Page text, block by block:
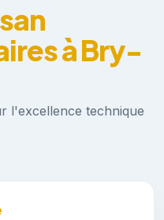
à Bry-
l'excellence technique